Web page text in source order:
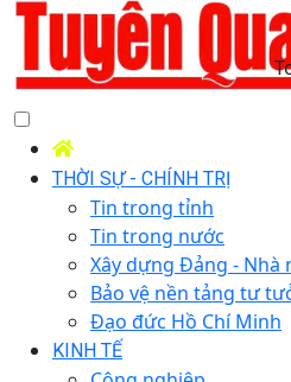
THỜI SỰ - CHÍNH TRỊ
Tin trong tỉnh
Tin trong nước
Xây dựng Đảng - Nhà
Bảo vệ nền tảng tư
Đạo đức Hồ Chí Minh
KINH TẾ